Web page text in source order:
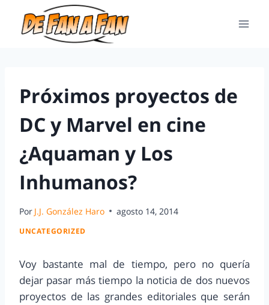
Próximos proyectos de
DC y Marvel en cine
¿Aquaman y Los
Inhumanos?
Por J.J. González Haro agosto 14, 2014
UNCATEGORIZED
Voy bastante mal de tiempo, pero no quería
dejar pasar más tiempo la noticia de dos nuevos
proyectos de las grandes editoriales que serán